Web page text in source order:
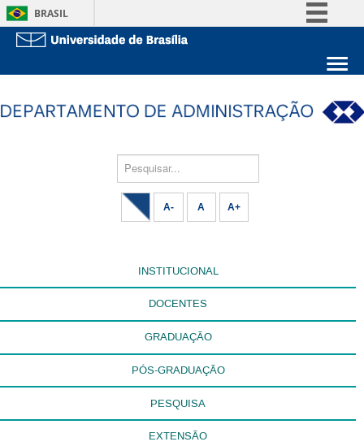
BRASIL
Acesso à informação
Unidades acadêmicas
Estude na UnB
Pesquisar...
A- A A+
INSTITUCIONAL
DOCENTES
GRADUAÇÃO
PÓS-GRADUAÇÃO
PESQUISA
EXTENSÃO